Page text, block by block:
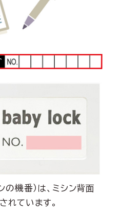
の機番）は、ミシン背面
れています。